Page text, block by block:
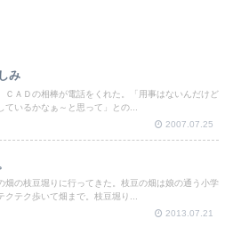
み
ＣＡＤの相棒が電話をくれた。「用事はないんだけど
ているかなぁ～と思って」との...
2007.07.25
畑の枝豆堀りに行ってきた。枝豆の畑は娘の通う小学
クテク歩いて畑まで。枝豆堀り...
2013.07.21